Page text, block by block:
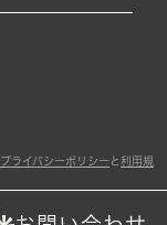
プライバシーポリシー と利用規